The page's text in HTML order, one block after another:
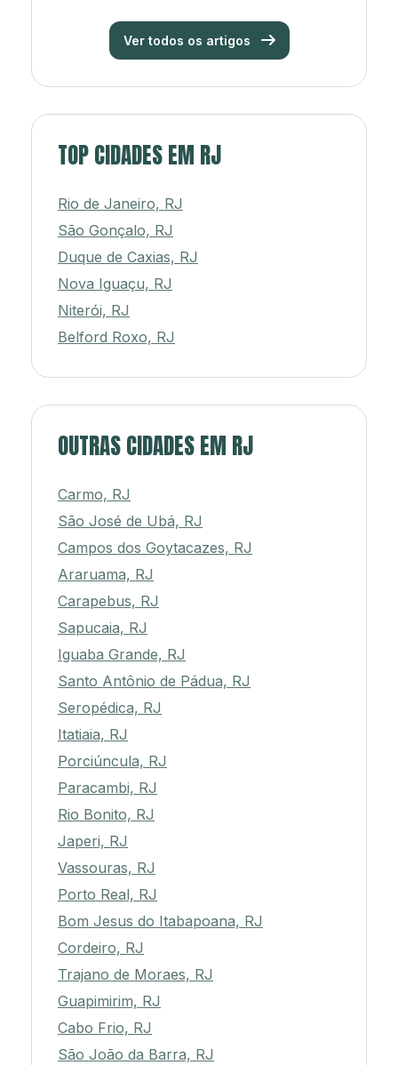
Ver todos os artigos
TOP CIDADES EM RJ
Rio de Janeiro, RJ
São Gonçalo, RJ
Duque de Caxias, RJ
Nova Iguaçu, RJ
Niterói, RJ
Belford Roxo, RJ
OUTRAS CIDADES EM RJ
Carmo, RJ
São José de Ubá, RJ
Campos dos Goytacazes, RJ
Araruama, RJ
Carapebus, RJ
Sapucaia, RJ
Iguaba Grande, RJ
Santo Antônio de Pádua, RJ
Seropédica, RJ
Itatiaia, RJ
Porciúncula, RJ
Paracambi, RJ
Rio Bonito, RJ
Japeri, RJ
Vassouras, RJ
Porto Real, RJ
Bom Jesus do Itabapoana, RJ
Cordeiro, RJ
Trajano de Moraes, RJ
Guapimirim, RJ
Cabo Frio, RJ
São João da Barra, RJ